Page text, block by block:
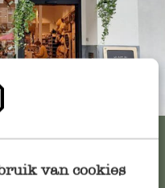
van cookies